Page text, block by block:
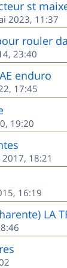
st
2023, 11:37
rouler
23:40
enduro
17:45
19:20
18:21
16:19
LA